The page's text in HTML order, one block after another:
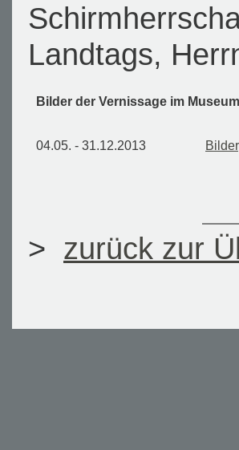
Landtags,
Bilder der Vernissage im
04.05. - 31.12.2013
> zurück zur